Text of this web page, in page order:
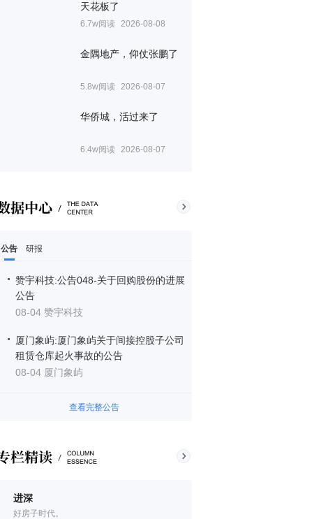
天花板了
6.7w阅读 2026-08-08
金隅地产，仰仗张鹏了
5.8w阅读 2026-08-07
华侨城，活过来了
6.4w阅读 2026-08-07
公告 研报
赞宇科技:公告048-关于回购股份的进展
公告
08-04 赞宇科技
厦门象屿:厦门象屿关于间接控股子公司
租赁仓库起火事故的公告
08-04 厦门象屿
查看完整公告
进深
好房子时代。